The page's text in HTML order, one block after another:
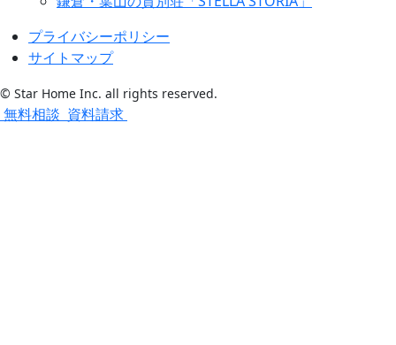
プライバシーポリシー
サイトマップ
© Star Home Inc. all rights reserved.
無料相談 資料請求